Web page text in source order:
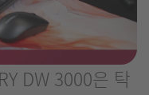
DW 3000은 탁